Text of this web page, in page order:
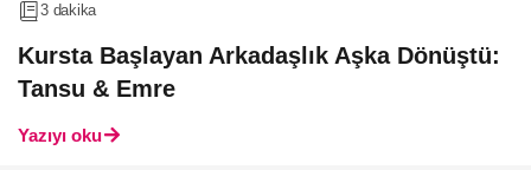
3 dakika
Kursta Başlayan Arkadaşlık Aşka Dönüştü:
Tansu & Emre
Yazıyı oku